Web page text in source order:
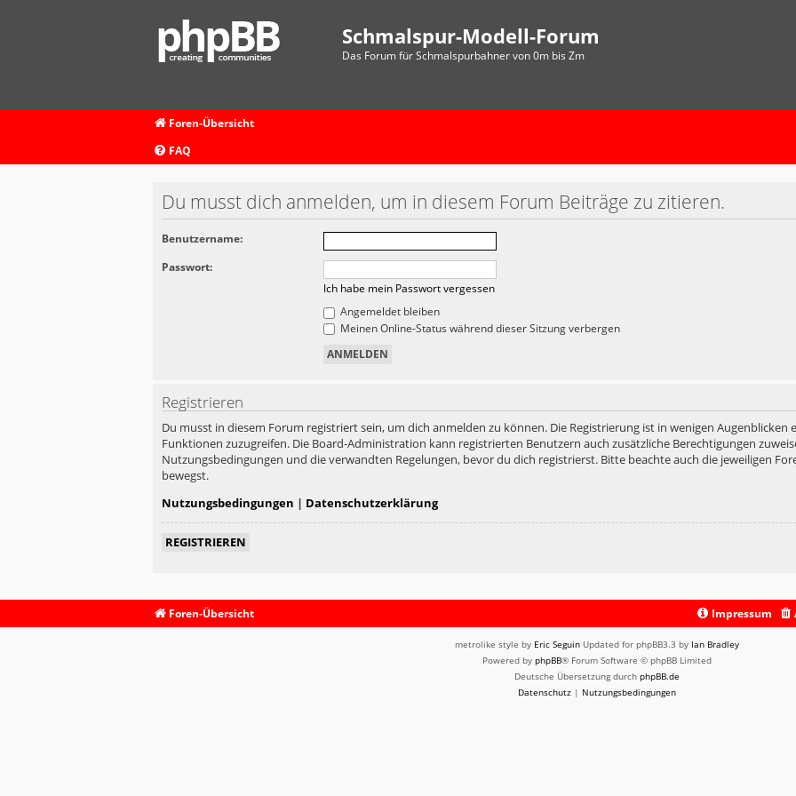
Schmalspur-Modell-Forum
Das Forum für Schmalspurbahner von 0m bis Zm
Foren-Übersicht
FAQ
Du musst dich anmelden, um in diesem Forum Beiträge zu zitieren.
Benutzername:
Passwort:
Ich habe mein Passwort vergessen
Angemeldet bleiben
Meinen Online-Status während dieser Sitzung verbergen
Registrieren
Du musst in diesem Forum registriert sein, um dich anmelden zu können. Die Registrierung ist in wenigen
Funktionen zuzugreifen. Die Board-Administration kann registrierten Benutzern auch zusätzliche Berechtigungen
Nutzungsbedingungen und die verwandten Regelungen, bevor du dich registrierst. Bitte beachte auch die jeweiligen
bewegst.
Nutzungsbedingungen | Datenschutzerklärung
REGISTRIEREN
Foren-Übersicht Impressum
metrolike style by Eric Seguin Updated for phpBB3.3 by Ian Bradley
Powered by phpBB® Forum Software © phpBB Limited
Deutsche Übersetzung durch phpBB.de
Datenschutz | Nutzungsbedingungen